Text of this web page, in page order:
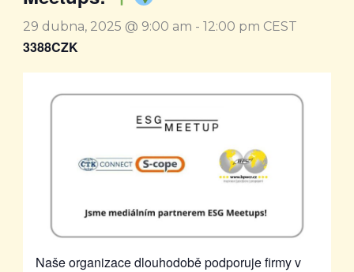
29 dubna, 2025 @ 9:00 am - 12:00 pm CEST
3388CZK
Naše organizace dlouhodobě podporuje firmy v